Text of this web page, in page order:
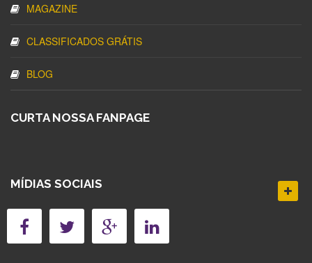
MAGAZINE
CLASSIFICADOS GRÁTIS
BLOG
CURTA NOSSA FANPAGE
MÍDIAS SOCIAIS